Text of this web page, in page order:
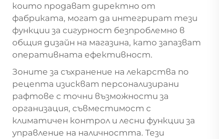
които продават директно от
фабриката, могат да интегрират тези
функции за сигурност безпроблемно в
общия дизайн на магазина, като запазват
оперативната ефективност.
Зоните за съхранение на лекарства по
рецепта изискват персонализирани
рафтове с точни възможности за
организация, съвместимост с
климатичен контрол и лесни функции за
управление на наличността. Тези